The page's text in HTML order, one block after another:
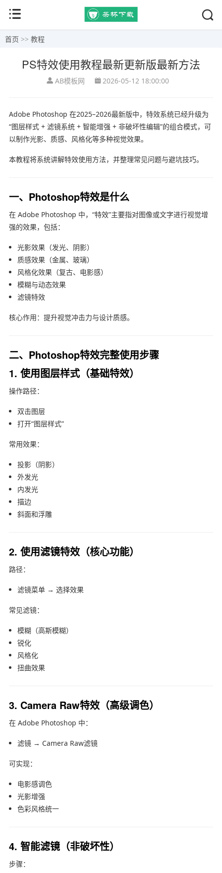
首页 >> 教程
PS特效使用教程最新更新版最新方法
AB模板网 2026-05-12 18:00:00
Adobe Photoshop 在2025–2026最新版中，特效系统已经升级为
“图层样式 + 滤镜系统 + 智能增强 + 非破坏性编辑”的组合模式，可
以制作光影、质感、风格化等多种视觉效果。
本教程将系统讲解特效使用方法，并整理常见问题与避坑技巧。
一、Photoshop特效是什么
在 Adobe Photoshop 中，“特效”主要指对图像或文字进行视觉增
强的效果，包括：
光影效果（发光、阴影）
质感效果（金属、玻璃）
风格化效果（复古、电影感）
模糊与动态效果
滤镜特效
核心作用：提升视觉冲击力与设计质感。
二、Photoshop特效完整使用步骤
1. 使用图层样式（基础特效）
操作路径：
双击图层
打开“图层样式”
常用效果：
投影（阴影）
外发光
内发光
描边
斜面和浮雕
2. 使用滤镜特效（核心功能）
路径：
滤镜菜单 → 选择效果
常见滤镜：
模糊（高斯模糊）
锐化
风格化
扭曲效果
3. Camera Raw特效（高级调色）
在 Adobe Photoshop 中：
滤镜 → Camera Raw滤镜
可实现：
电影感调色
光影增强
色彩风格统一
4. 智能滤镜（非破坏性）
步骤：